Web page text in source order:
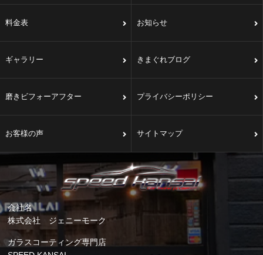
料金表 お知らせ
ギャラリー きまぐれブログ
磨きビフォーアフター プライバシーポリシー
お客様の声 サイトマップ
会社名
株式会社 ジェニーモーク
ガラスコーティング専門店